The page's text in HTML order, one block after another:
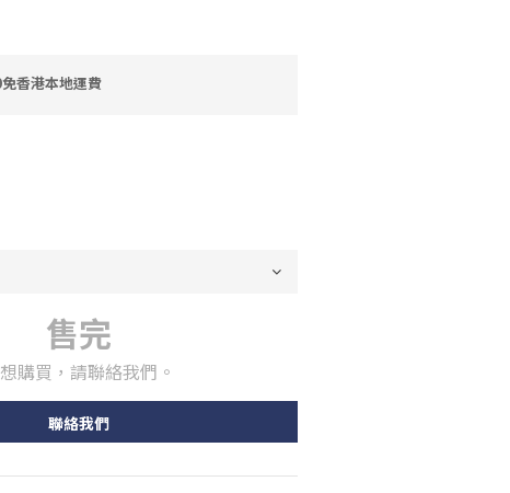
香港本地運費
售完
購買，請聯絡我們。
聯絡我們